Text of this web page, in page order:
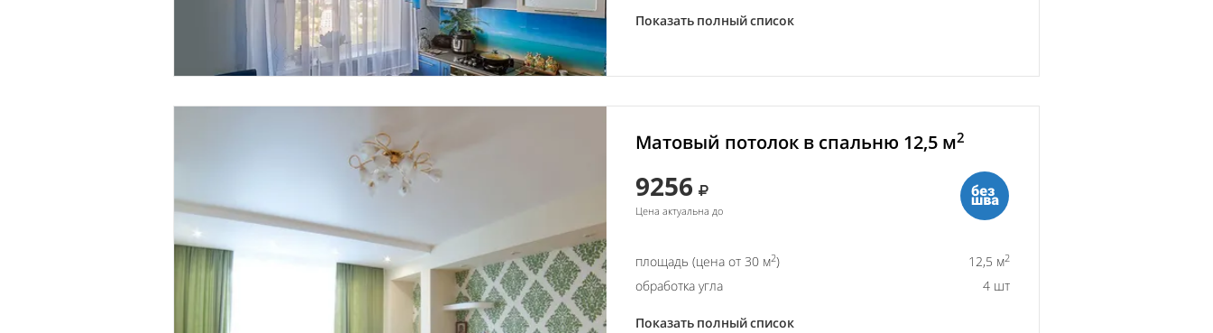
Показать полный список
Матовый потолок в спальню 12,5 м2
9256
Цена актуальна до
площадь (цена от 30 м2) 12,5 м2
обработка угла 4 шт
Показать полный список